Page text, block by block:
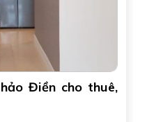
Điền cho thuê,